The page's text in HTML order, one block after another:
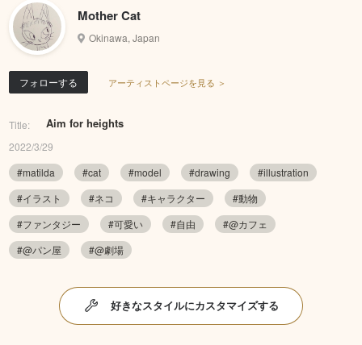
Mother Cat
Okinawa, Japan
フォローする アーティストページを見る ＞
Title: Aim for heights
2022/3/29
#matilda
#cat #model #drawing
#illustration
#イラスト
#ネコ #キャラクター
#動物
#ファンタジー
#可愛い #自由
#@カフェ
#@パン屋
#@劇場
好きなスタイルにカスタマイズする